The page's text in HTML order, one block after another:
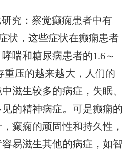
究：察觉癫痫患者中有
状，这些症状在癫痫患者
喘和糖尿病患者的1.6～
重压的越来越大，人们的
滋生较多的病症，失眠、
的精神病症。可是癫痫的
癫痫的顽固性和持久性，
易滋生其他的病症，如智